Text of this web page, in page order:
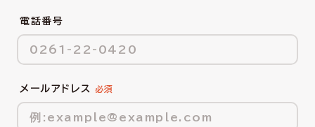
電話番号
メールアドレス